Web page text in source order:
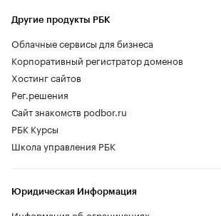
Другие продукты РБК
Облачные сервисы для бизнеса
Корпоративный регистратор доменов
Хостинг сайтов
Рег.решения
Сайт знакомств podbor.ru
РБК Курсы
Школа управления РБК
Юридическая Информация